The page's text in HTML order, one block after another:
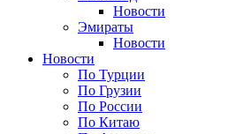
Новости
Эмираты
Новости
Новости
По Турции
По Грузии
По России
По Китаю